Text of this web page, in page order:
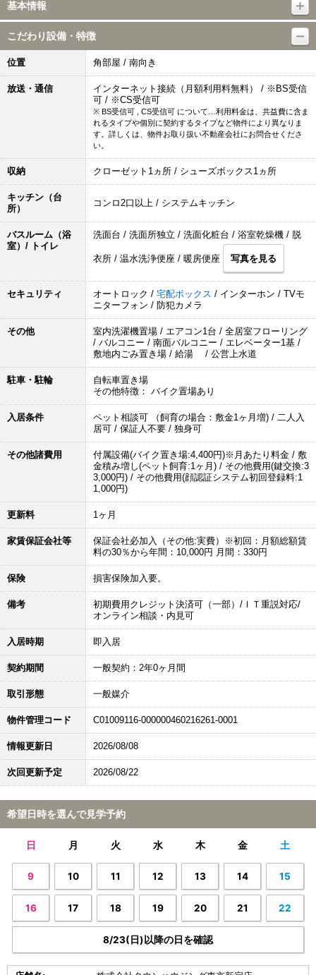
基本情報
こだわり設備・特徴
位置 角部屋 / 南向き
放送・通信
インターネット接続（月額利用料無料） / ※BS受信
可 / ※CS受信可
※ BS受信可 , CS受信可 について…利用料金は、共益費に含ま
れるタイプや個別に契約するタイプなど物件により異なりま
す。詳しくは、物件お取り扱い不動産会社にお問合せくださ
い。
収納 クローゼット1ヵ所 / シューズボックス1ヵ所
キッチン（台
所）
コンロ2口以上 / システムキッチン
バスルーム（浴
室）/ トイレ
洗面台 / 洗面所独立 / 洗面化粧台 / 浴室乾燥機 / 脱
衣所 / 温水洗浄便座 / 暖房便座 写真を見る
セキュリティ オートロック / 宅配ボックス / インターホン / TVモ
ニターフォン / 防犯カメラ
その他
室内洗濯機置場 / エアコン1台 / 全居室フローリング
/ バルコニー / 南面バルコニー / エレベーター1基 /
敷地内ごみ置き場 / 給湯 / 公営上水道
駐車・駐輪
自転車置き場
その他特徴： バイク置場あり
入居条件
ペット相談可 （飼育の場合：敷金1ヶ月増) / 二人入
居可 / 保証人不要 / 独身可
その他諸費用
付属設備(バイク置き場:4,400円)※月あたり料金 / 敷
金積み増し(ペット飼育:1ヶ月) / その他費用(鍵交換:3
3,000円) / その他費用(顔認証システム初回登録料:1
1,000円)
更新料 1ヶ月
家賃保証会社等
保証会社必加入（その他:実費）※初回：月額総額賃
料の30％から年間：10,000円 月間：330円
保険 損害保険加入要。
備考
初期費用クレジット決済可（一部）/ＩＴ重説対応/
オンライン相談・内見可
入居時期 即入居
契約期間 一般契約：2年0ヶ月間
取引形態 一般媒介
物件管理コード C01009116-000000460216261-0001
情報更新日 2026/08/08
次回更新予定 2026/08/22
希望日時を選んで見学予約
日 月 火 水 木 金 土
9 10 11 12 13 14 15
16 17 18 19 20 21 22
8/23(日)以降の日を確認